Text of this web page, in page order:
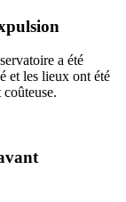
a été
et les lieux ont été